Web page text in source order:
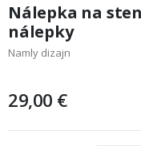
začiatok
galérie
obrázkov
Nálepka na
nálepky
Namly dizajn
29,00 €